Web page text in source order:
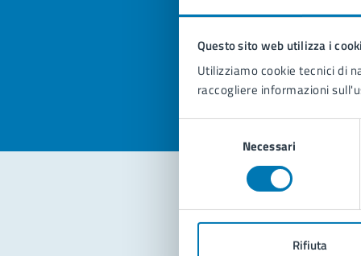
Questo sito web utilizza i
Utilizziamo cookie tecnici di
raccogliere informazioni
del
Necessari
Rifiuta
Valuta